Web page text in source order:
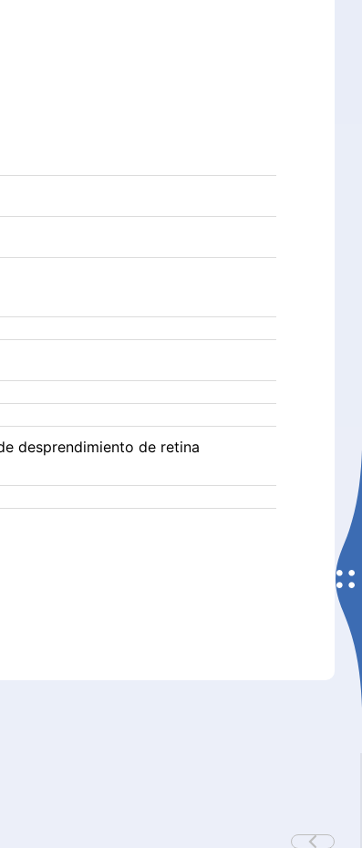
desprendimiento de retina